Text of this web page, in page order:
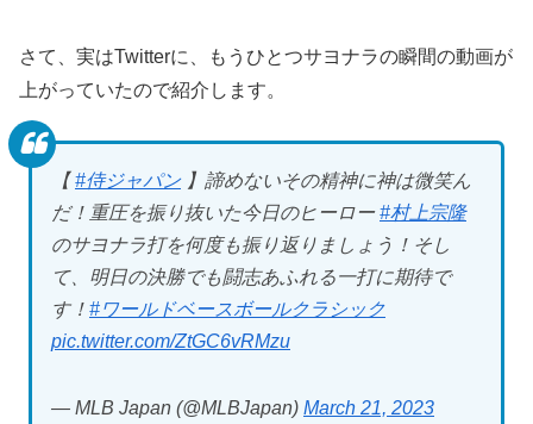
さて、実はTwitterに、もうひとつサヨナラの瞬間の動画が
上がっていたので紹介します。
【 #侍ジャパン】諦めないその精神に神は微笑ん
だ！重圧を振り抜いた今日のヒーロー#村上宗隆
のサヨナラ打を何度も振り返りましょう！そし
て、明日の決勝でも闘志あふれる一打に期待で
す！ #ワールドベースボールクラシック
pic.twitter.com/ZtGC6vRMzu
— MLB Japan (@MLBJapan) March 21, 2023